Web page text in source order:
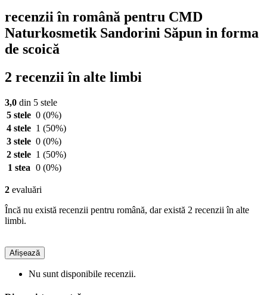
recenzii în română pentru CMD
Naturkosmetik Sandorini Săpun in forma
de scoică
2 recenzii în alte limbi
3,0 din 5 stele
5 stele 0 (0%)
4 stele 1 (50%)
3 stele 0 (0%)
2 stele 1 (50%)
1 stea 0 (0%)
2 evaluări
Încă nu există recenzii pentru română, dar există 2 recenzii în alte
limbi.
Afișează
Nu sunt disponibile recenzii.